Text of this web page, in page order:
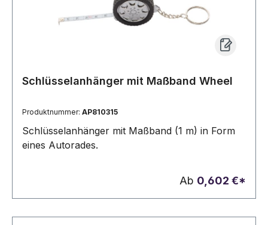
Schlüsselanhänger mit Maßband Wheel
Produktnummer: AP810315
Schlüsselanhänger mit Maßband (1 m) in Form
eines Autorades.
Ab 0,602 €*